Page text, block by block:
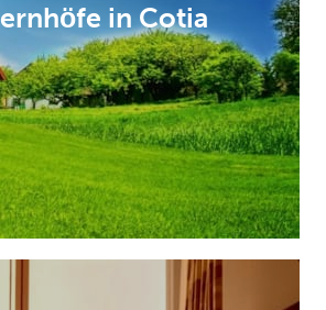
in Cotia